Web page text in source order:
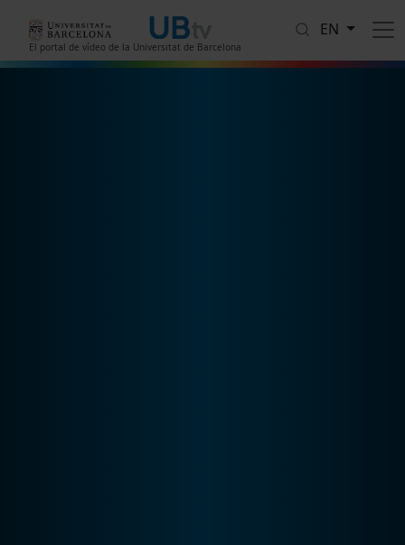
El portal de vídeo de la Universitat de Barcelona
EN